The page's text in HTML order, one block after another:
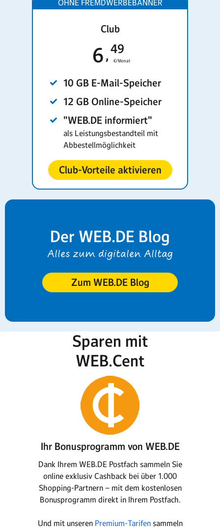
Club
6 49
€/Monat
10 GB E-Mail-Speicher
12 GB Online-Speicher
"WEB.DE informiert"
als Leistungsbestandteil mit
Abbestellmöglichkeit
Club-Vorteile aktivieren
Der WEB.DE Blog
Alles zum digitalen Alltag
Zum WEB.DE Blog
Sparen mit
WEB.Cent
Ihr Bonusprogramm von WEB.DE
Dank Ihrem WEB.DE Postfach sammeln Sie
online exklusiv Cashback bei über 1.000
Shopping-Partnern – mit dem kostenlosen
Bonusprogramm direkt in Ihrem Postfach.
Und mit unseren Premium-Tarifensammeln